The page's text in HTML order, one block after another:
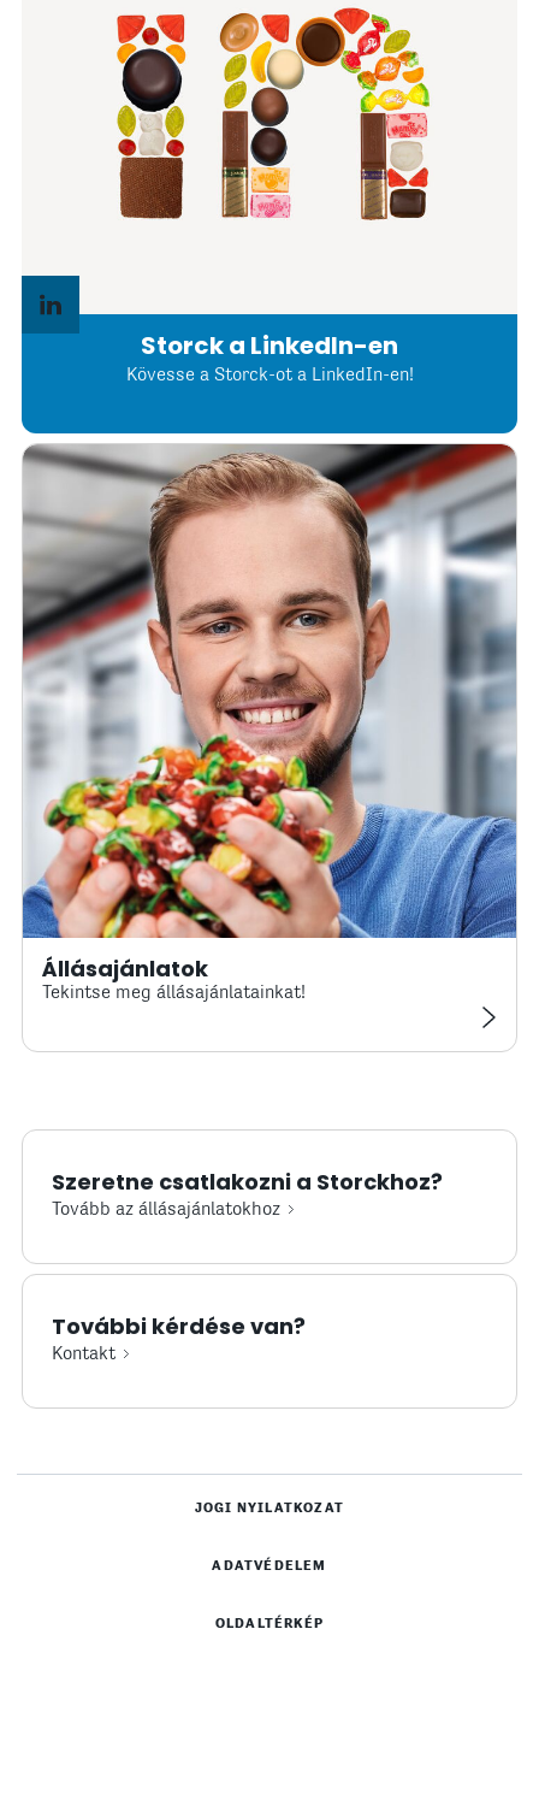
Storck a LinkedIn-en
Kövesse a Storck-ot a LinkedIn-en!
Állásajánlatok
Tekintse meg állásajánlatainkat!
Szeretne csatlakozni a Storckhoz?
Tovább az állásajánlatokhoz
További kérdése van?
Kontakt
JOGI NYILATKOZAT
ADATVÉDELEM
OLDALTÉRKÉP